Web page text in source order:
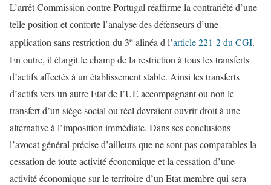
L’arrêt Commission contre Portugal réaffirme la contrariété d’une
telle position et conforte l’analyse des défenseurs d’une
application sans restriction du 3e alinéa d l’article 221-2 du CGI.
En outre, il élargit le champ de la restriction à tous les transferts
d’actifs affectés à un établissement stable. Ainsi les transferts
d’actifs vers un autre Etat de l’UE accompagnant ou non le
transfert d’un siège social ou réel devraient ouvrir droit à une
alternative à l’imposition immédiate. Dans ses conclusions
l’avocat général précise d’ailleurs que ne sont pas comparables la
cessation de toute activité économique et la cessation d’une
activité économique sur le territoire d’un Etat membre qui sera